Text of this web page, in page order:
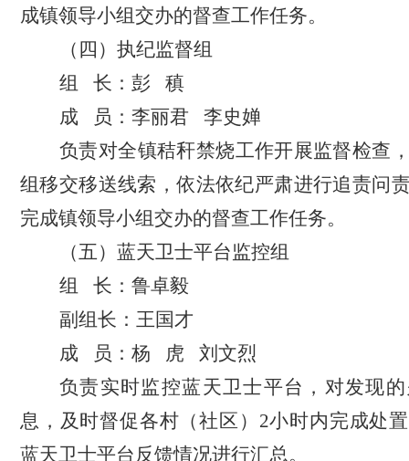
成镇领导小组交办的督查工作任务。
（四）执纪监督组
组
长：彭
稹
成
员：李丽君
李史婵
负责对全镇秸秆禁烧工作开展监督检查
组移交移送线索，依法依纪严肃进行追责问
完成镇领导小组交办的督查工作任务。
（五）蓝天卫士平台监控组
组
长：鲁卓毅
副组长：王国才
成
员：杨 虎
刘文烈
负责实时监控蓝天卫士平台，对发现
息，及时督促各村（社区） 2小时内完成处
蓝天卫士平台反馈情况进行汇总。